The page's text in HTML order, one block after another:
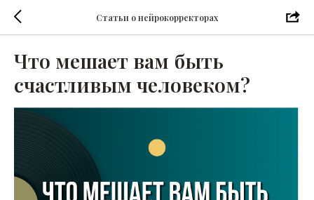
Статьи о нейрокорректорах
Что мешает вам быть
счастливым человеком?